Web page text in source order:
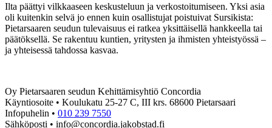
Ilta päättyi vilkkaaseen keskusteluun ja verkostoitumiseen. Yksi asia
oli kuitenkin selvä jo ennen kuin osallistujat poistuivat Sursikista:
Pietarsaaren seudun tulevaisuus ei ratkea yksittäisellä hankkeella tai
päätöksellä. Se rakentuu kuntien, yritysten ja ihmisten yhteistyössä –
ja yhteisessä tahdossa kasvaa.
Oy Pietarsaaren seudun Kehittämisyhtiö Concordia
Käyntiosoite • Koulukatu 25-27 C, III krs. 68600 Pietarsaari
Infopuhelin • 010 239 7550
Sähköposti • info@concordia.jakobstad.fi